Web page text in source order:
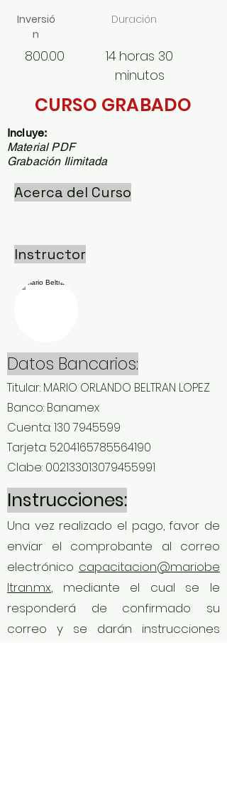
Inversió
n
800.00
Duración
14 horas 30
minutos
CURSO GRABADO
Incluye:
Material PDF
Grabación Ilimitada
Acerca del Curso
Instructor
Datos Bancarios:
Titular: MARIO ORLANDO BELTRAN LOPEZ
Banco: Banamex
Cuenta:130 7945599
Tarjeta: 5204165785564190
Clabe: 002133013079455991
Instrucciones:
Una vez realizado el pago, favor de
enviar el comprobante al correo
electrónico capacitacion@mariobe
ltran.mx, mediante el cual se le
responderá de confirmado su
correo y se darán instrucciones